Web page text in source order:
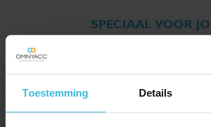
Toestemming Details
SPECIAAL VOOR